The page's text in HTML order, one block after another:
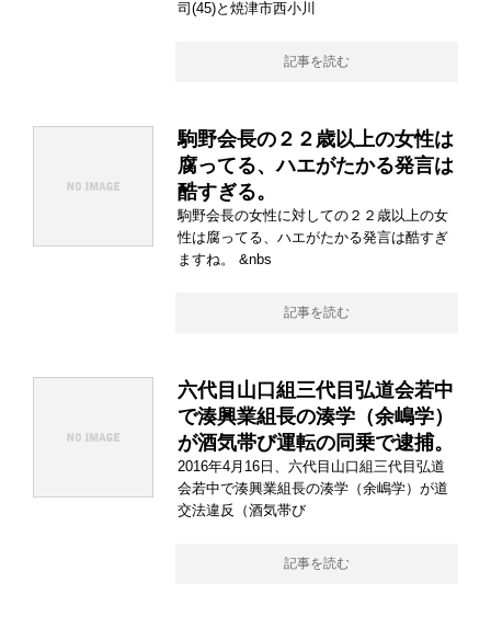
司(45)と焼津市西小川
記事を読む
駒野会長の２２歳以上の女性は
腐ってる、ハエがたかる発言は
酷すぎる。
駒野会長の女性に対しての２２歳以上の女
性は腐ってる、ハエがたかる発言は酷すぎ
ますね。 &nbs
記事を読む
六代目山口組三代目弘道会若中
で湊興業組長の湊学（余嶋学）
が酒気帯び運転の同乗で逮捕。
2016年4月16日、六代目山口組三代目弘道
会若中で湊興業組長の湊学（余嶋学）が道
交法違反（酒気帯び
記事を読む